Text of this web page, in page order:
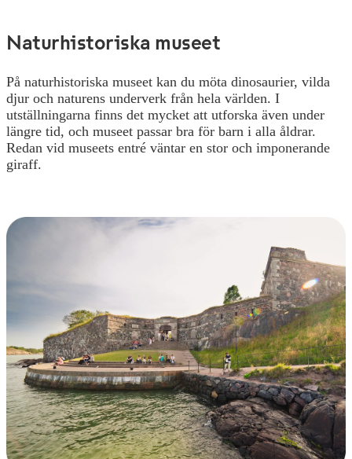
Naturhistoriska museet
På naturhistoriska museet kan du möta dinosaurier, vilda
djur och naturens underverk från hela världen. I
utställningarna finns det mycket att utforska även under
längre tid, och museet passar bra för barn i alla åldrar.
Redan vid museets entré väntar en stor och imponerande
giraff.